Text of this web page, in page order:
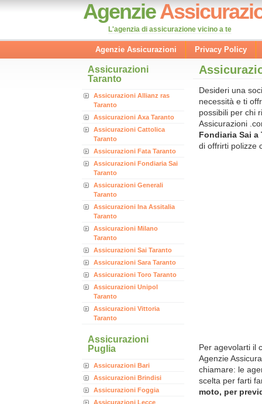
Agenzie
L'agenzia di assicurazione vicino a te
Agenzie Assicurazioni Privacy Policy
Assicurazioni
Taranto
Assicurazioni Allianz ras
Taranto
Assicurazioni Axa Taranto
Assicurazioni Cattolica
Taranto
Assicurazioni Fata Taranto
Assicurazioni Fondiaria Sai
Taranto
Assicurazioni Generali
Taranto
Assicurazioni Ina Assitalia
Taranto
Assicurazioni Milano
Taranto
Assicurazioni Sai Taranto
Assicurazioni Sara Taranto
Assicurazioni Toro Taranto
Assicurazioni Unipol
Taranto
Assicurazioni Vittoria
Taranto
Assicurazioni
Puglia
Assicurazioni Bari
Assicurazioni Brindisi
Assicurazioni Foggia
Assicurazioni Lecce
Desideri una
necessità e ti
possibili per chi
Assicurazioni
Fondiaria Sai a
di offrirti polizze
Per agevolarti il
Agenzie
chiamare: le
scelta per farti
moto, per